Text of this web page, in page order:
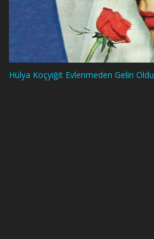
Hülya Koçyiğit Evlenmeden Gelin Oldu